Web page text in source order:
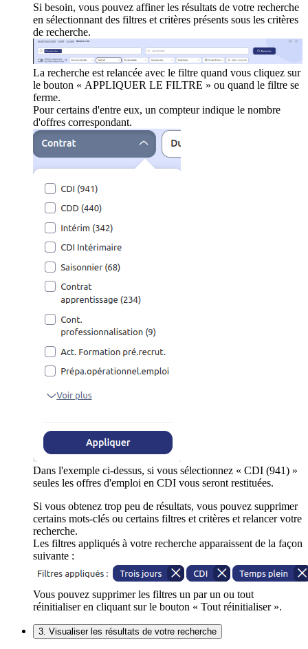
Si besoin, vous pouvez affiner les résultats de votre recherche
en sélectionnant des filtres et critères présents sous les critères
de recherche.
La recherche est relancée avec le filtre quand vous cliquez sur
le bouton « APPLIQUER LE FILTRE » ou quand le filtre se
ferme.
Pour certains d'entre eux, un compteur indique le nombre
d'offres correspondant.
Dans l'exemple ci-dessus, si vous sélectionnez « CDI (941) »
seules les offres d'emploi en CDI vous seront restituées.
Si vous obtenez trop peu de résultats, vous pouvez supprimer
certains mots-clés ou certains filtres et critères et relancer votre
recherche.
Les filtres appliqués à votre recherche apparaissent de la façon
suivante :
Vous pouvez supprimer les filtres un par un ou tout
réinitialiser en cliquant sur le bouton « Tout réinitialiser ».
3. Visualiser les résultats de votre recherche